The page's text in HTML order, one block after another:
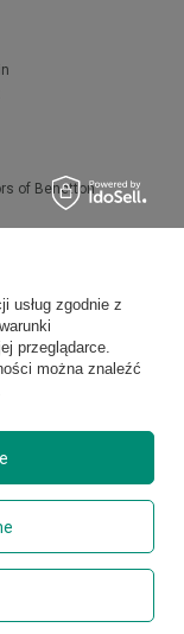
of Benetton
usług zgodnie z
przeglądarce.
można znaleźć